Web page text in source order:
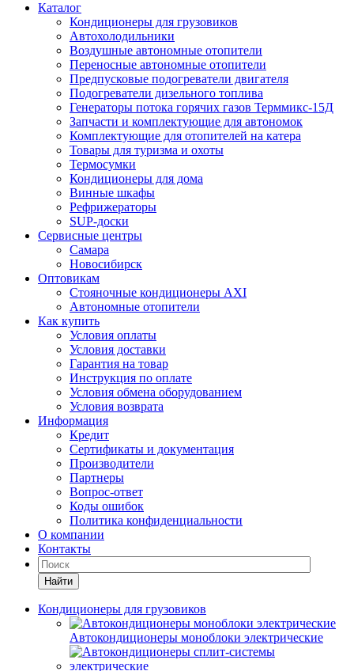
Каталог
Кондиционеры для грузовиков
Автохолодильники
Воздушные автономные отопители
Переносные автономные отопители
Предпусковые подогреватели двигателя
Подогреватели дизельного топлива
Генераторы потока горячих газов Терммикс-15Д
Запчасти и комплектующие для автономок
Комплектующие для отопителей на катера
Товары для туризма и охоты
Термосумки
Кондиционеры для дома
Винные шкафы
Рефрижераторы
SUP-доски
Сервисные центры
Самара
Новосибирск
Оптовикам
Стояночные кондиционеры AXI
Автономные отопители
Как купить
Условия оплаты
Условия доставки
Гарантия на товар
Инструкция по оплате
Условия обмена оборудованием
Условия возврата
Информация
Кредит
Сертификаты и документация
Производители
Партнеры
Вопрос-ответ
Коды ошибок
Политика конфиденциальности
О компании
Контакты
Найти
Кондиционеры для грузовиков
Автокондиционеры моноблоки электрические